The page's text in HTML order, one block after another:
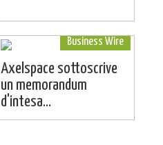
Business Wire
Axelspace sottoscrive
un memorandum
d'intesa...